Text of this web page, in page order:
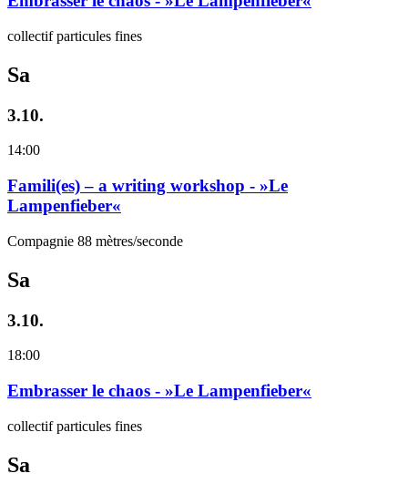
collectif particules fines
Sa
3.10.
14:00
Famili(es) – a writing workshop - »Le
Lampenfieber«
Compagnie 88 mètres/seconde
Sa
3.10.
18:00
Embrasser le chaos - »Le Lampenfieber«
collectif particules fines
Sa